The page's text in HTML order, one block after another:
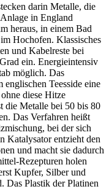
darin Metalle, die
in England
heraus, in einem Bad
Hochofen. Klassisches
und Kabelreste bei
ein. Energieintensiv
möglich. Das
Teesside eine
diese Hitze
die Metalle bei 50 bis 80
Das Verfahren heißt
bei der sich
Katalysator entzieht den
und macht sie dadurch
Rezepturen holen
Kupfer, Silber und
Das Plastik der Platinen